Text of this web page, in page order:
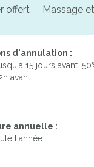
offert Massage
d'annulation :
15 jours avant.
avant
annuelle :
l'année